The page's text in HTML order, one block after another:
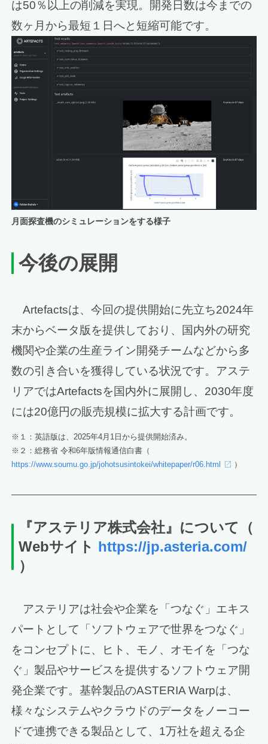
は50％以上の削減を実現。開発日数は今までの
数ヶ月から最短１日へと短縮可能です。
月面探査機のシミュレーションをする様子
今後の展開
Artefactsは、今回の提供開始に先立ち2024年
末からベータ版を提供しており、国内外の研究
機関や企業の生産ライン開発チームなどから多
数の引き合いを獲得している状況です。アステ
リアではArtefactsを国内外に展開し、2030年度
には20億円の販売規模に拡大する計画です。
※１：英語版は、2025年4月1日から提供開始済み。
※２：総務省 令和6年版情報通信白書（
https://www.soumu.go.jp/johotsusintokei/whitepaper/r06.html
）
『アステリア株式会社』について
（
Webサイト https://jp.asteria.com/
）
アステリアは社会や企業を「つなぐ」エキス
パートとして「ソフトウェアで世界をつなぐ」
をコンセプトに、ヒト、モノ、オモイを「つな
ぐ」製品やサービスを提供するソフトウェア開
発企業です。基幹製品のASTERIA Warpは、
様々なシステムやクラウドのデータをノーコー
ドで連携できる製品として、1万社を超える企